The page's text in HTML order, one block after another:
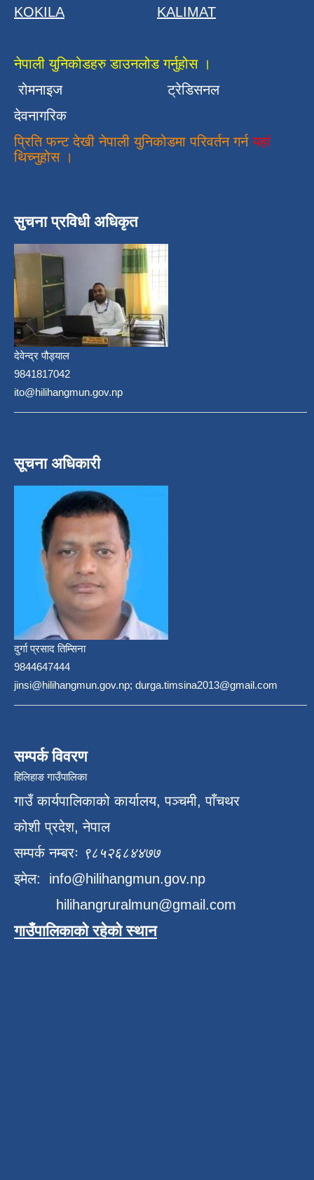
KOKILA
KALIMAT
नेपाली युनिकोडहरु डाउनलोड गर्नुहोस ।
रोमनाइज
ट्रेडिसनल
देवनागरिक
प्रिति फन्ट देखी नेपाली युनिकोडमा परिवर्तन गर्न यहां
थिच्नुहोस ।
सुचना प्रविधी अधिकृत
देवेन्द्र पौड्याल
9841817042
ito@hilihangmun.gov.np
सूचना अधिकारी
दुर्गा प्रसाद तिम्सिना
9844647444
jinsi@hilihangmun.gov.np; durga.timsina2013@gmail.com
सम्पर्क विवरण
हिलिहाङ गाउँपालिका
गाउँ कार्यपालिकाको कार्यालय, पञ्चमी, पाँचथर
कोशी प्रदेश, नेपाल
सम्पर्क नम्बरः ९८५२६८४४७७
इमेल: info@hilihangmun.gov.np
hilihangruralmun@gmail.com
गाउँपालिकाको रहेको स्थान